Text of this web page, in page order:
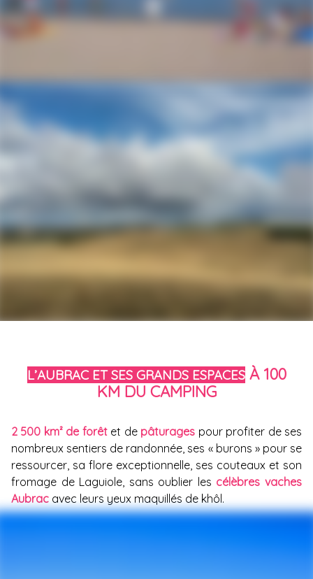
L’AUBRAC ET SES GRANDS ESPACESÀ 100
KM DU CAMPING
2 500 km² de forêtet de pâturages pour profiter de ses
nombreux sentiers de randonnée, ses « burons » pour se
ressourcer, sa flore exceptionnelle, ses couteaux et son
fromage de Laguiole, sans oublier les célèbres vaches
Aubrac avec leurs yeux maquillés de khôl.